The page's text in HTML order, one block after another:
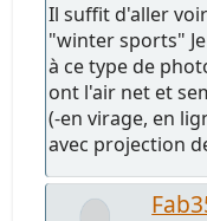
Il suffit d'aller
"winter sports"
à ce type de
ont l'air net et
(-en virage, en
avec projection